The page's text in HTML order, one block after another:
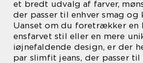
et bredt udvalg af farver,
der passer til enhver smag og
Uanset om du foretrækker en
ensfarvet stil eller en mere
iøjnefaldende design, er der
par slimfit jeans, der passer til